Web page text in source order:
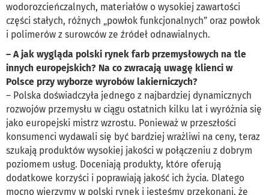
wodorozcieńczalnych, materiałów o wysokiej zawartości
części stałych, różnych „powłok funkcjonalnych” oraz powłok
i polimerów z surowców ze źródeł odnawialnych.
– A jak wygląda polski rynek farb przemysłowych na tle
innych europejskich? Na co zwracają uwagę klienci w
Polsce przy wyborze wyrobów lakierniczych?
– Polska doświadczyła jednego z najbardziej dynamicznych
rozwojów przemysłu w ciągu ostatnich kilku lat i wyróżnia się
jako europejski mistrz wzrostu. Ponieważ w przeszłości
konsumenci wydawali się być bardziej wrażliwi na ceny, teraz
szukają produktów wysokiej jakości w połączeniu z dobrym
poziomem usług. Doceniają produkty, które oferują
dodatkowe korzyści i poprawiają jakość ich życia. Dlatego
mocno wierzymy w polski rynek i jesteśmy przekonani, że